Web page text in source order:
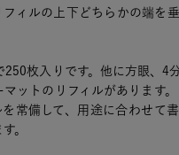
ィルの上下どちらかの端を
枚入りです。他に方眼、4
ットのリフィルがあります
常備して、用途に合わせて
。